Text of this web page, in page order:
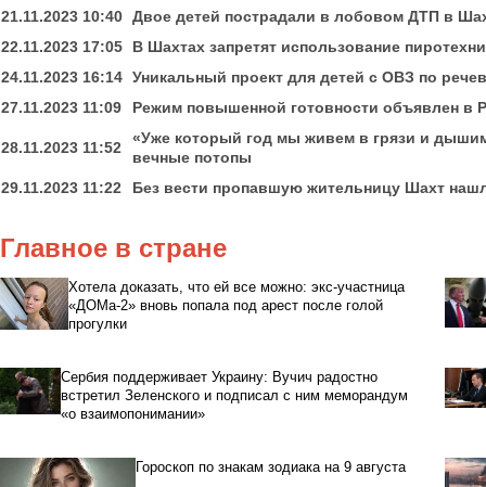
21.11.2023 10:40 Двое детей пострадали в лобовом ДТП в
22.11.2023 17:05
В Шахтах запретят использование
24.11.2023 16:14 Уникальный проект для детей с ОВЗ по
27.11.2023 11:09
Режим повышенной готовности объявлен в
28.11.2023 11:52
«Уже который год мы живем в грязи и
вечные потопы
29.11.2023 11:22
Без вести пропавшую жительницу Шахт
Главное в стране
Хотела доказать, что ей все можно: экс-участница
«ДОМа-2» вновь попала под арест после голой
прогулки
Сербия поддерживает Украину: Вучич радостно
встретил Зеленского и подписал с ним меморандум
«о взаимопонимании»
Гороскоп по знакам зодиака на 9 августа